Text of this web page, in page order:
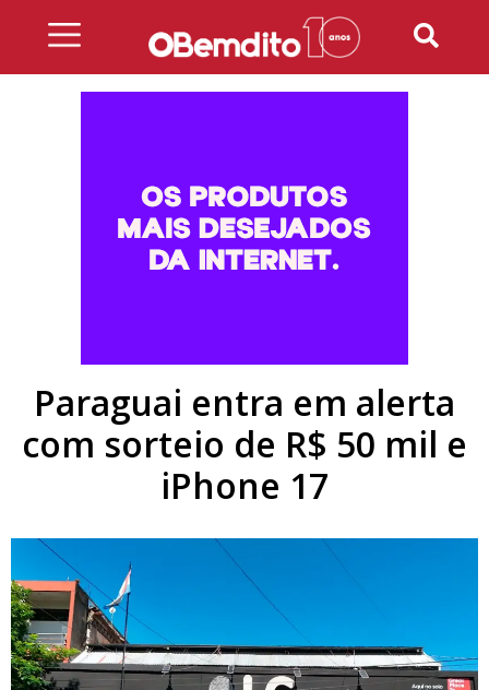
Paraguai entra em alerta
com sorteio de R$ 50 mil e
iPhone 17